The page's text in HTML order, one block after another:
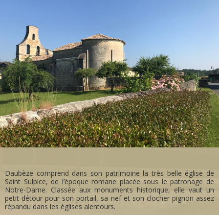
Daubèze comprend dans son patrimoine la très belle église de
Saint Sulpice, de l’époque romane placée sous le patronage de
Notre-Dame. Classée aux monuments historique, elle vaut un
petit détour pour son portail, sa nef et son clocher pignon assez
répandu dans les églises alentours.